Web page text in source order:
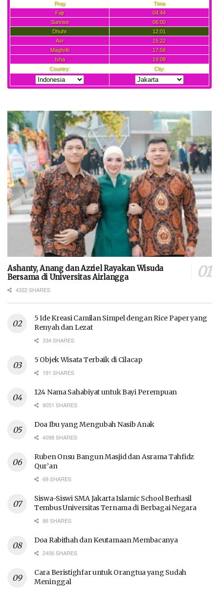
Ashanty, Anang dan Azriel Rayakan Wisuda
Bersama di Universitas Airlangga
4322 SHARES
5 Ide Kreasi Camilan Simpel dengan Rice Paper yang
Renyah dan Lezat
334 SHARES
5 Objek Wisata Terbaik di Cilacap
191 SHARES
124 Nama Sahabiyat untuk Bayi Perempuan
9051 SHARES
Doa Ibu yang Mengubah Nasib Anak
4098 SHARES
Ruben Onsu Bangun Masjid dan Asrama Tahfidz
Qur’an
69 SHARES
Siswa-Siswi SMA Jakarta Islamic School Berhasil
Tembus Universitas Ternama di Berbagai Negara
86 SHARES
Doa Rabithah dan Keutamaan Membacanya
2406 SHARES
Cara Beristighfar untuk Orangtua yang Sudah
Meninggal